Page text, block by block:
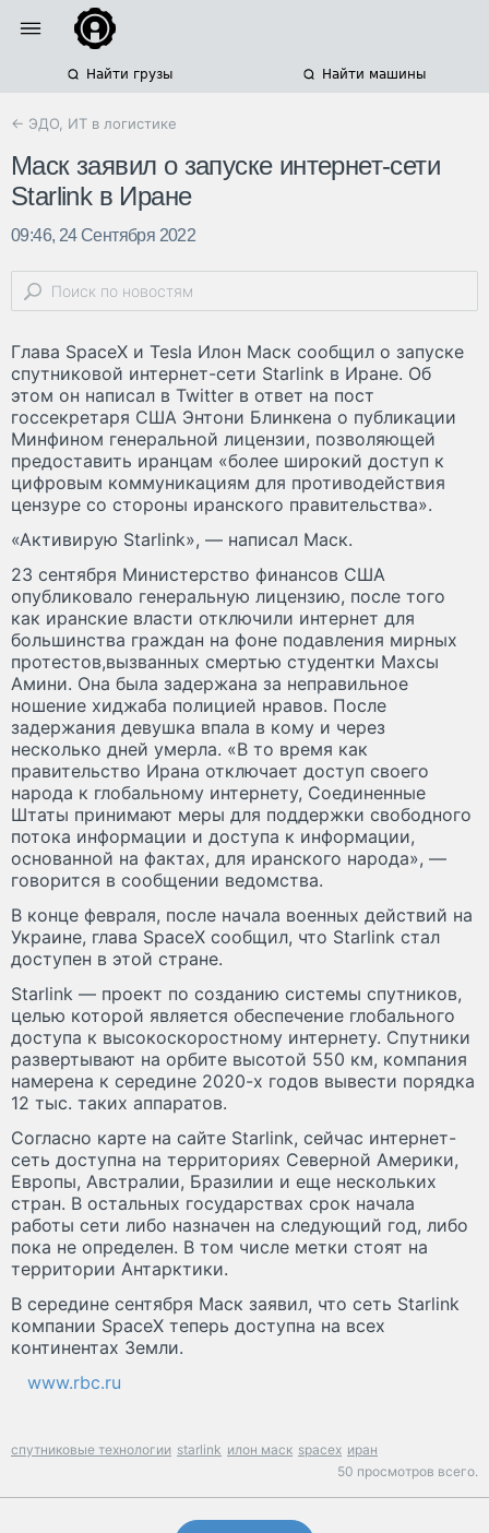
Найти грузы Найти машины
← ЭДО, ИТ в логистике
Маск заявил о запуске интернет-сети
Starlink в Иране
09:46, 24 Сентября 2022
Глава SpaceX и Tesla Илон Маск сообщил о запуске
cпутниковой интернет-сети Starlink в Иране. Об
этом он написал в Twitter в ответ на пост
госсекретаря США Энтони Блинкена о публикации
Минфином генеральной лицензии, позволяющей
предоставить иранцам «более широкий доступ к
цифровым коммуникациям для противодействия
цензуре со стороны иранского правительства».
«Активирую Starlink», — написал Маск.
23 сентября Министерство финансов США
опубликовало генеральную лицензию, после того
как иранские власти отключили интернет для
большинства граждан на фоне подавления мирных
протестов,вызванных смертью студентки Махсы
Амини. Она была задержана за неправильное
ношение хиджаба полицией нравов. После
задержания девушка впала в кому и через
несколько дней умерла. «В то время как
правительство Ирана отключает доступ своего
народа к глобальному интернету, Соединенные
Штаты принимают меры для поддержки свободного
потока информации и доступа к информации,
основанной на фактах, для иранского народа», —
говорится в сообщении ведомства.
В конце февраля, после начала военных действий на
Украине, глава SpaceX сообщил, что Starlink стал
доступен в этой стране.
Starlink — проект по созданию системы спутников,
целью которой является обеспечение глобального
доступа к высокоскоростному интернету. Спутники
развертывают на орбите высотой 550 км, компания
намерена к середине 2020-х годов вывести порядка
12 тыс. таких аппаратов.
Согласно карте на сайте Starlink, сейчас интернет-
сеть доступна на территориях Северной Америки,
Европы, Австралии, Бразилии и еще нескольких
стран. В остальных государствах срок начала
работы сети либо назначен на следующий год, либо
пока не определен. В том числе метки стоят на
территории Антарктики.
В середине сентября Маск заявил, что сеть Starlink
компании SpaceX теперь доступна на всех
континентах Земли.
www.rbc.ru
спутниковые технологии starlink илон маск spacex иран
50 просмотров всего.